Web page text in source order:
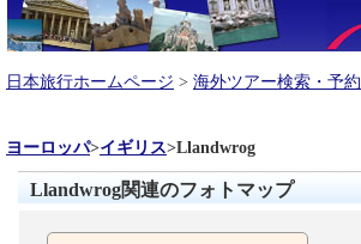
日本旅行ホームページ > 海外ツアー検索・予約
ヨーロッパ>イギリス>Llandwrog
Llandwrog関連のフォトマップ